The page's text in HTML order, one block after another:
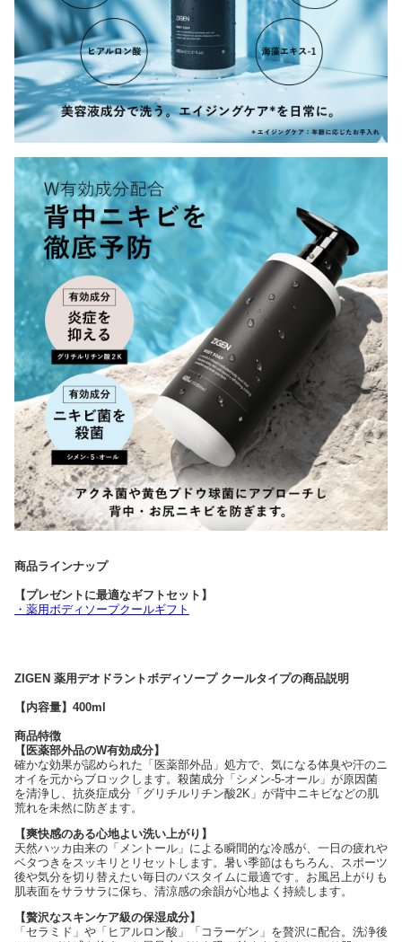
商品ラインナップ
【プレゼントに最適なギフトセット】
・薬用ボディソープクールギフト
ZIGEN 薬用デオドラントボディソープ クールタイプの商品説明
【内容量】400ml
商品特徴
【医薬部外品のW有効成分】
確かな効果が認められた「医薬部外品」処方で、気になる体臭や汗のニ
オイを元からブロックします。殺菌成分「シメン-5-オール」が原因菌
を清浄し、抗炎症成分「グリチルリチン酸2K」が背中ニキビなどの肌
荒れを未然に防ぎます。
【爽快感のある心地よい洗い上がり】
天然ハッカ由来の「メントール」による瞬間的な冷感が、一日の疲れや
ベタつきをスッキリとリセットします。暑い季節はもちろん、スポーツ
後や気分を切り替えたい毎日のバスタイムに最適です。お風呂上がりも
肌表面をサラサラに保ち、清涼感の余韻が心地よく持続します。
【贅沢なスキンケア級の保湿成分】
「セラミド」や「ヒアルロン酸」「コラーゲン」を贅沢に配合。洗浄後